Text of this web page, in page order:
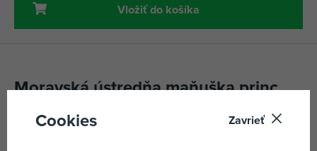
Vložiť do košíka
Moravská ústredňa maňuška princ
Jiří 26 cm
Cookies Zavrieť